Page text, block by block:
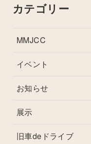
カテゴリー
MMJCC
イベント
お知らせ
展示
旧車deドライブ